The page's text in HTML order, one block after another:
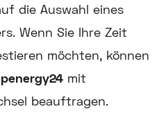
die Auswahl eines
Wenn Sie Ihre Zeit
möchten, können
mit
beauftragen.